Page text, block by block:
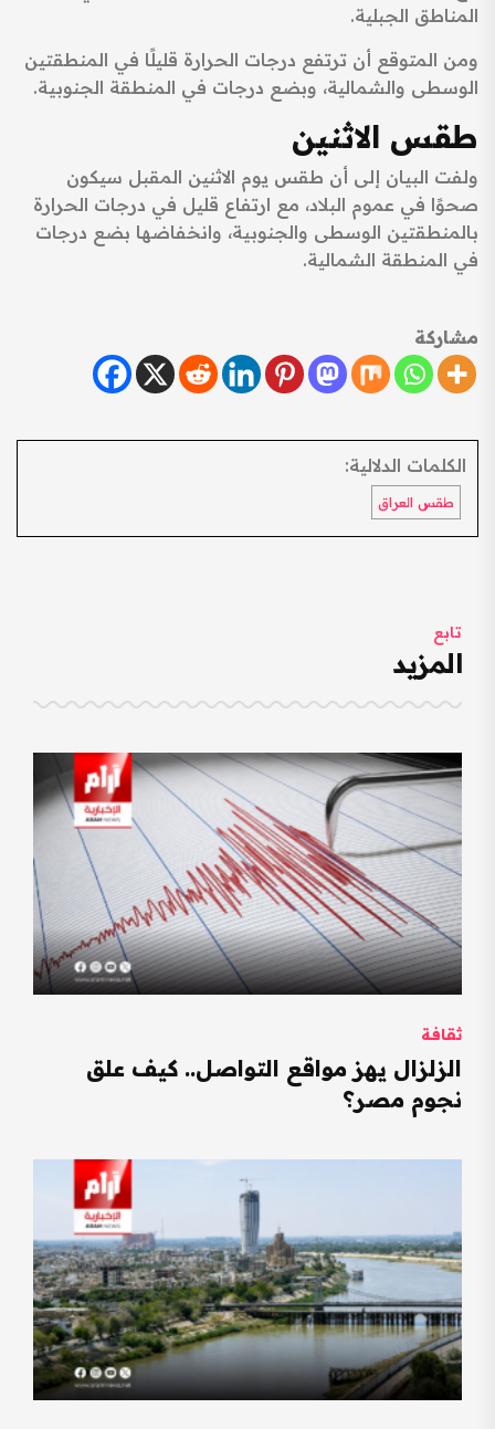
المناطق الجبلية.
ومن المتوقع أن ترتفع درجات الحرارة قليلًا في المنطقتين
الوسطى والشمالية، وبضع درجات في المنطقة الجنوبية.
طقس الاثنين
ولفت البيان إلى أن طقس يوم الاثنين المقبل سيكون
صحوًا في عموم البلاد، مع ارتفاع قليل في درجات الحرارة
بالمنطقتين الوسطى والجنوبية، وانخفاضها بضع درجات
في المنطقة الشمالية.
مشاركة
الكلمات الدلالية:
طقس العراق
تابع
المزيد
ثقافة
الزلزال يهز مواقع التواصل.. كيف علق
نجوم مصر؟